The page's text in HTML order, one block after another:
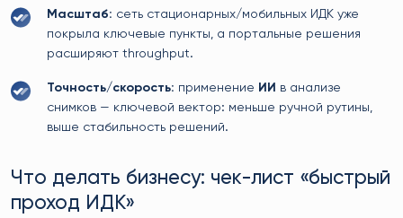
Масштаб: сеть стационарных/мобильных ИДК уже
покрыла ключевые пункты, а портальные решения
расширяют throughput.
Точность/скорость: применение ИИ в анализе
снимков — ключевой вектор: меньше ручной рутины,
выше стабильность решений.
Что делать бизнесу: чек-лист «быстрый
проход ИДК»